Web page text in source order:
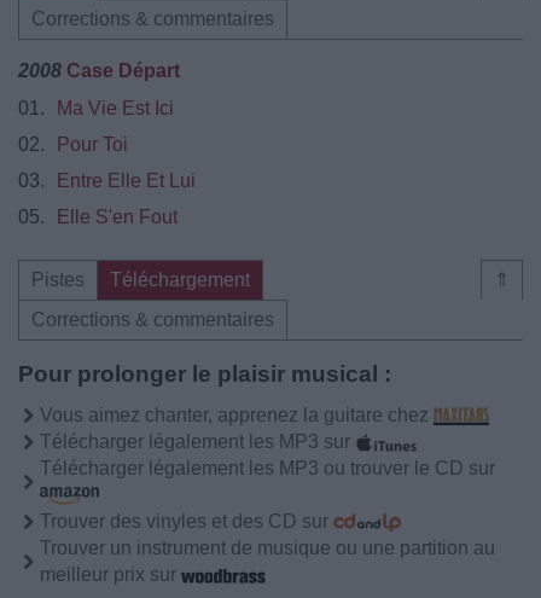
Corrections & commentaires
2008 Case Départ
01.
Ma Vie Est Ici
02.
Pour Toi
03.
Entre Elle Et Lui
05.
Elle S'en Fout
⇑
Pistes
Téléchargement
Corrections & commentaires
Pour prolonger le plaisir musical :
Vous aimez chanter, apprenez la guitare chez
Télécharger légalement les MP3 sur
Télécharger légalement les MP3 ou trouver le CD sur
Trouver des vinyles et des CD sur
Trouver un instrument de musique ou une partition au
meilleur prix sur